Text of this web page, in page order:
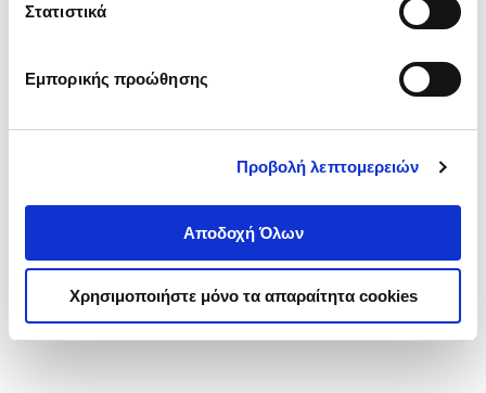
Στατιστικά
Εμπορικής προώθησης
Προβολή λεπτομερειών
Αποδοχή Όλων
Χρησιμοποιήστε μόνο τα απαραίτητα cookies